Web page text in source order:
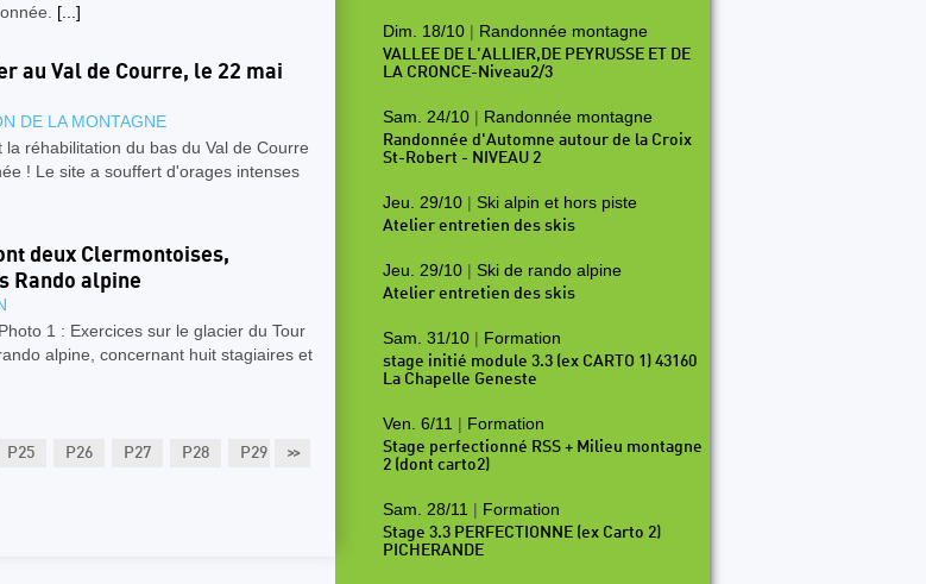
[...]
au Val de Courre, le 22 mai
DE LA MONTAGNE
réhabilitation du bas du Val de Courre
! Le site a souffert d'orages intenses
deux Clermontoises,
Rando alpine
1 : Exercices sur le glacier du Tour
alpine, concernant huit stagiaires et
>>
P25 P26 P27 P28 P29 P30 P31 P32 P33 P34 P35 P36
Dim. 18/10 | Randonnée montagne
VALLEE DE L'ALLIER,DE PEYRUSSE ET DE
LA CRONCE-Niveau2/3
Sam. 24/10 | Randonnée montagne
Randonnée d'Automne autour de la Croix
St-Robert - NIVEAU 2
Jeu. 29/10 | Ski alpin et hors piste
Atelier entretien des skis
Jeu. 29/10 | Ski de rando alpine
Atelier entretien des skis
Sam. 31/10 | Formation
stage initié module 3.3 (ex CARTO 1) 43160
La Chapelle Geneste
Ven. 6/11 | Formation
Stage perfectionné RSS + Milieu montagne
2 (dont carto2)
Sam. 28/11 | Formation
Stage 3.3 PERFECTIONNE (ex Carto 2)
PICHERANDE